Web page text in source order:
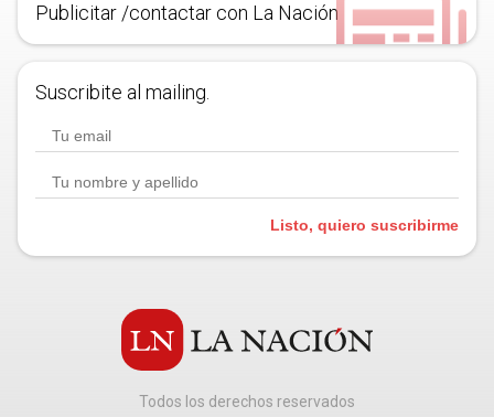
Publicitar /contactar con La Nación
Suscribite al mailing.
Listo, quiero suscribirme
Todos los derechos reservados